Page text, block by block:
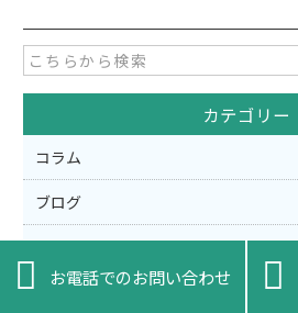
e
b
o
o
k
er
カテゴリー
コラム
ブログ
未分類
 お電話でのお問い合わせ 